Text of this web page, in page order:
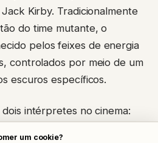
Kirby. Tradicionalmente
do time mutante, o
pelos feixes de energia
controlados por meio de um
escuros específicos.
intérpretes no cinema:
um cookie?